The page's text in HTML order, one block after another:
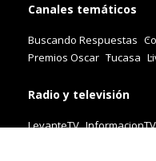
Canales temáticos
Buscando Respuestas
Premios Oscar Tucasa
Radio y televisión
LevanteTV InformacionTV